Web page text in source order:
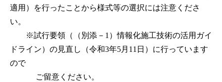
適用）を行ったことから様式等の選択には注意くださ
い。
※試行要領（（別添－1）情報化施工技術の活用ガイ
ドライン）の見直し（令和3年5月11日）に行っています
ので
ご留意ください。